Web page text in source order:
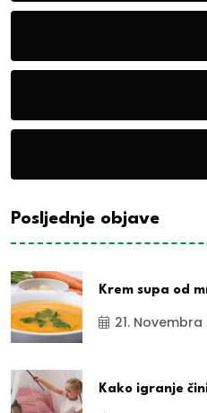
Posljednje objave
Krem supa od
21. Novembra
Kako igranje